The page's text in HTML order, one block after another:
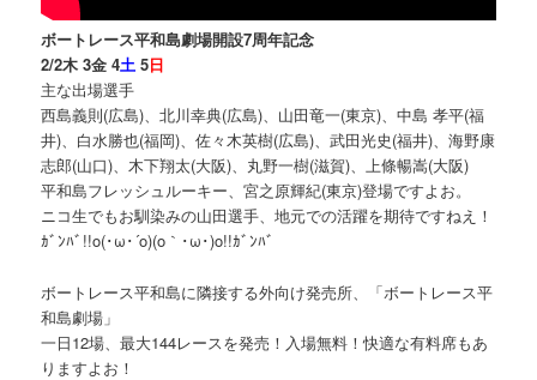
ボートレース平和島劇場開設7周年記念
2/2木 3金 4土 5日
主な出場選手
西島義則(広島)、北川幸典(広島)、山田竜一(東京)、中島 孝平(福
井)、白水勝也(福岡)、佐々木英樹(広島)、武田光史(福井)、海野康
志郎(山口)、木下翔太(大阪)、丸野一樹(滋賀)、上條暢嵩(大阪)
平和島フレッシュルーキー、宮之原輝紀(東京)登場ですよお。
ニコ生でもお馴染みの山田選手、地元での活躍を期待ですねえ！
ｶﾞﾝﾊﾞ!!o(･ω･´o)(o｀･ω･)o!!ｶﾞﾝﾊﾞ
ボートレース平和島に隣接する外向け発売所、「ボートレース平
和島劇場」
一日12場、最大144レースを発売！入場無料！快適な有料席もあ
りますよお！